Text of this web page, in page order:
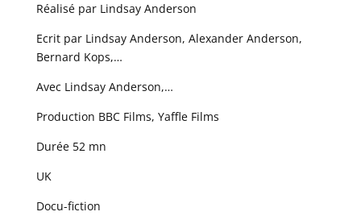
Réalisé par Lindsay Anderson
Ecrit par Lindsay Anderson, Alexander Anderson,
Bernard Kops,…
Avec Lindsay Anderson,…
Production BBC Films, Yaffle Films
Durée 52 mn
UK
Docu-fiction